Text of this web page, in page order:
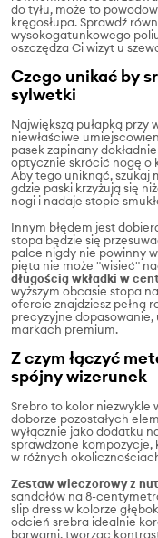
do tyłu, może to
kręgosłupa. Sprawdź
wysokogatunkowego
oszczędza Ci wizyt u
Czego unikać by
sylwetki
Największą pułapką przy
niewłaściwe
pasek zapinany
optycznie skrócić nogę o
Aby tego uniknąć, szukaj
gdzie paski krzyżują się
nogi i nadaje stopie
Innym błędem jest
stopa będzie się
palce nigdy nie powinny
pięta nie może "wisieć"
długością wkładki w
wyższym obcasie stopa
ofercie znajdziesz pełną
precyzyjne
markach premium.
Z czym łączyć
spójny wizerunek
Srebro to kolor niezwykle
doborze pozostałych
wyłącznie jako dodatku
sprawdzone
w różnych
Zestaw wieczorowy z
sandałów na 8-
slip dress w kolorze
odcień srebra idealnie
barwami, tworząc